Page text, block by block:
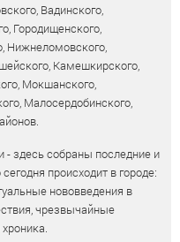
Вадинского,
Городищенского,
Нижнеломовского,
Камешкирского,
Мокшанского,
Малосердобинского,
- здесь собраны последние и
происходит в городе:
нововведения в
чрезвычайные